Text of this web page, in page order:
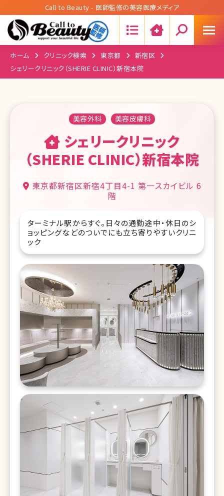
Call to Beauty - 医師監修の美容医療メディア
ホーム クリニック検索 東京都
新宿区
シェリークリニック（SHERIE CLINIC）新宿本院
美容外科 美容皮膚科
シェリークリニック
（SHERIE CLINIC）新宿本院
東京都新宿区新宿4丁目4-1 第一スカイビル 6
階
ターミナル駅からすぐ。日々の通勤途中・休日のシ
ョッピングなどのついでにも立ち寄りやすいクリニ
ック